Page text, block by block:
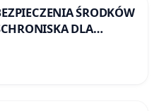
ŚRODKÓW
DLA
W SKARYSZEWIE